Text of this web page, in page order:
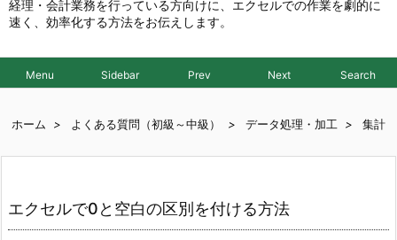
経理・会計業務を行っている方向けに、エクセルでの作業を劇的に
速く、効率化する方法をお伝えします。
Menu Sidebar Prev Next Search
ホーム > よくある質問（初級～中級） > データ処理・加工 > 集計
エクセルで0と空白の区別を付ける方法